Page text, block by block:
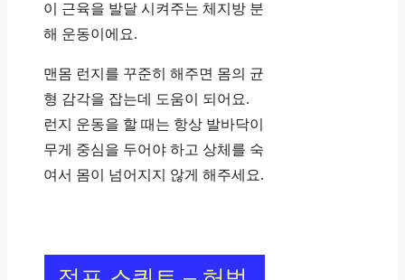
이 근육을 발달 시켜주는 체지방 분
해 운동이에요.
맨몸 런지를 꾸준히 해주면 몸의 균
형 감각을 잡는데 도움이 되어요.
런지 운동을 할 때는 항상 발바닥이
무게 중심을 두어야 하고 상체를 숙
여서 몸이 넘어지지 않게 해주세요.